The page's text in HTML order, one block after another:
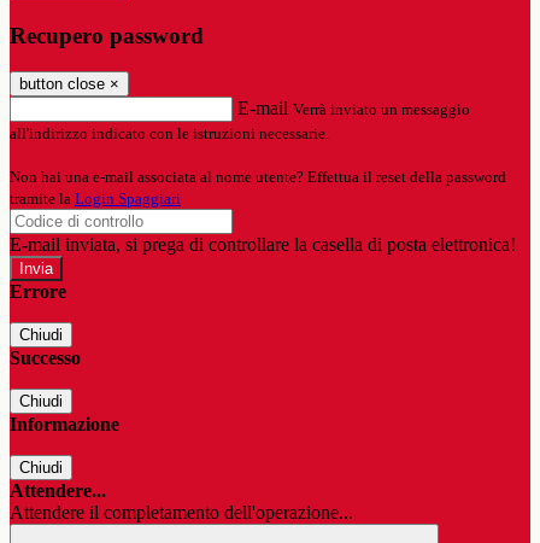
Recupero password
button close ×
E-mail Verrà inviato un messaggio
all'indirizzo indicato con le istruzioni necessarie.
Non hai una e-mail associata al nome utente? Effettua il reset della password
tramite la Login Spaggiari
E-mail inviata, si prega di controllare la casella di posta elettronica!
Errore
Chiudi
Successo
Chiudi
Informazione
Chiudi
Attendere...
Attendere il completamento dell'operazione...